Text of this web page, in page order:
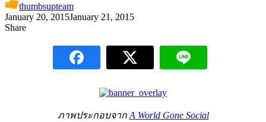
thumbsupteam
January 20, 2015January 21, 2015
Share
ภาพประกอบจาก A World Gone Social